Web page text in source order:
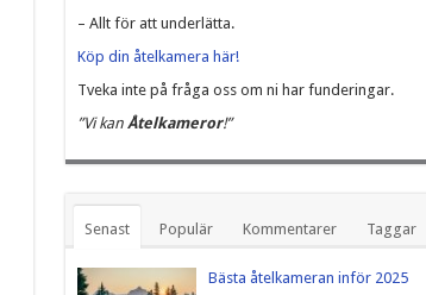
– Allt för att underlätta.
Köp din åtelkamera här!
Tveka inte på fråga oss om ni har funderingar.
”Vi kan Åtelkameror!”
Senast Populär Kommentarer Taggar
Bästa åtelkameran inför 2025